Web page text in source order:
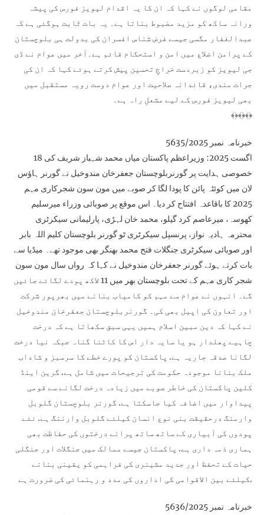
مقامی لوگوں نے کہا کہ ان کا یہ اقدام لیویز فورس کی پیشہ
ورانہ ساکھ کو مزید مضبوط بناتا ہے۔ یہ بات ثابت ہوگئی ہے کہ
عبدالغفار مگسی جیسے فرض شناس افسران کی بدولت ہی بلوچستان
کے پرامن اضلاع میں امن و استحکام قائم ہے۔آخر میں عوام نے ڈی
جی لیویز کو زبردست خراجِ تحسین پیش کرتے ہوئے کہا کہ ان کی
جرات مندی، قائدانہ صلاحیت اور عوام دوست رویہ مستقبل میں
بھی لیویز فورس کے لیے مشعلِ راہ ہے۔
﴾﴿﴾﴿﴾﴿
خبرنامہ نمبر 5635/2025
18 اگست 2025: وزیراعظم پاکستان میاں محمد شہباز شریف کی
خصوصی ہدایت پر گورنربلوچستان جعفرخان مندوخیل نے گورنر ہاؤس
لان میں کوئٹہ پائن کا پودا لگا کر صوبے میں مون سون شجرکاری مہم
2025 کا باقاعدہ افتتاح کر دیا۔ اس موقع پر صوبائی وزراء میرسلیم
کھوسہ، میرعاصم کرد گیلو، محمد خان لہڑی، پارلیمانی سیکرٹری
محترمہ ہادیہ نواز، پرنسپل سیکرٹری ٹو گورنر بلوچستان کلیم اللہ بابر
اور صوبائی سیکرٹری جنگلات فتح محمد بھنگر بھی موجود تھے۔ میڈیا سے
بات کرتے ہوئے گورنر جعفرخان مندوخیل نے کہا کہ رواں سال مون سون
شجر کاری مہم کے تحت بلوچستان بھر میں 11 لاکھ پودے لگائے جائیں
گے۔ انہوں نے عوام سے مہم کو کامیاب بنانے میں بھرپور شرکت
اور تعاون کی اپیل بھی کی۔ گورنربلوچستان جعفرخان مندوخیل
نے کہا کہ دین مبین اسلام ہمیں یہی سبق سکھاتا ہے کہ درخت
چاہیے پھلدار ہو یا سایہ دار اس کا کاٹنا گناہ جبکہ نیا درخت
لگانا صدقہ جاریہ ہے. پاکستان کو پورے خطے کا سرسبز و شاداب
ملک بنانا موجودہ حکومت کی ترجیحات میں شامل ہے. گرین اینڈ
کلین پاکستان کی خاطر صوبے میں زیادہ درخت لگانے سے قومی
پیداوار میں اضافہ کیا جاسکتا ہے. گورنر بلوچستان گلوبل
وارمنگ درحقیقت بنی نوع انسان کیلئے گلوبل وارننگ ہے. نئے
پودوں کی آبیاری کے ساتھ ساتھ پرانے درختوں کی حفاظت بھی
ہماری ذمہ داری ہے. پاکستان جیسے ممالک میں جنگلات اور جنگلی
حیات کے تحفظ اور جدید مشینری کی فراہمی کو یقینی بنانے
کیلئے بین الاقوامی کی اداروں کی مدد و رہنمائی کی ضرورت ہے.
خبرنامہ نمبر 5636/2025